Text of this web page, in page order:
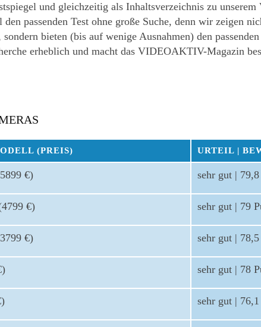
und gleichzeitig als Inhaltsverzeichnis zu
passenden Test ohne große Suche, denn wir zeigen
sondern bieten (bis auf wenige Ausnahmen) den
erheblich und macht das VIDEOAKTIV-Magazin
(PREIS) URTEIL |
€) sehr gut |
€) sehr gut | 79
€) sehr gut |
sehr gut | 78
sehr gut |